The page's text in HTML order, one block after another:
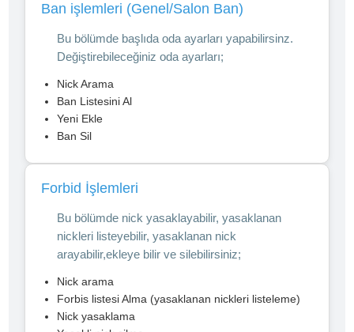
Ban işlemleri (Genel/Salon Ban)
Bu bölümde başlıda oda ayarları yapabilirsinz.
Değiştirebileceğiniz oda ayarları;
Nick Arama
Ban Listesini Al
Yeni Ekle
Ban Sil
Forbid İşlemleri
Bu bölümde nick yasaklayabilir, yasaklanan
nickleri listeyebilir, yasaklanan nick
arayabilir,ekleye bilir ve silebilirsiniz;
Nick arama
Forbis listesi Alma (yasaklanan nickleri listeleme)
Nick yasaklama